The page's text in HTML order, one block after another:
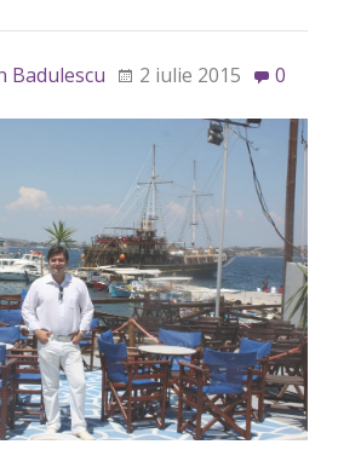
Badulescu 2 iulie 2015 0